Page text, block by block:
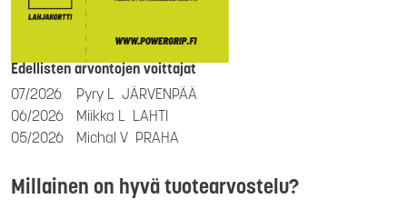
Edellisten arvontojen voittajat
07/2026
Pyry L JÄRVENPÄÄ
06/2026
Miikka L
LAHTI
05/2026
Michal V PRAHA
Millainen on hyvä tuotearvostelu?